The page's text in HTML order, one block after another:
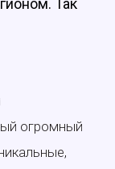
Так
огромный